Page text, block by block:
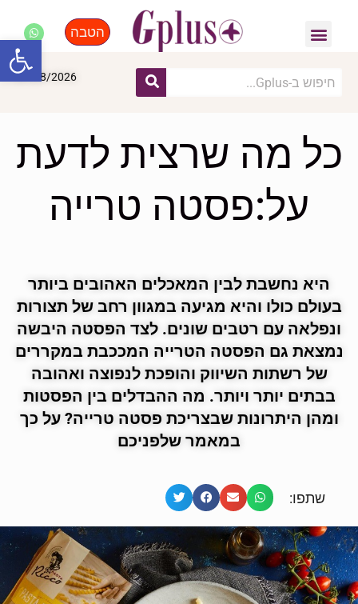
הטבה
07/08/2026
כל מה שרצית לדעת
על:פסטה טרייה
היא נחשבת לבין המאכלים האהובים ביותר
בעולם כולו והיא מגיעה במגוון רחב של תצורות
ונפלאה עם רטבים שונים. לצד הפסטה היבשה
נמצאת גם הפסטה הטרייה המככבת במקררים
של רשתות השיווק והופכת לנפוצה ואהובה
בבתים יותר ויותר. מה ההבדלים בין הפסטות
ומהן היתרונות שבצריכת פסטה טרייה? על כך
במאמר שלפניכם
שתפו:
פתח